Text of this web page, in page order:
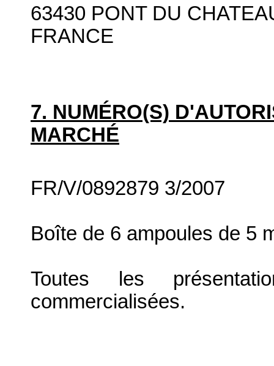
63430 PONT DU
FRANCE
7. NUMÉRO(S)
MARCHÉ
FR/V/0892879 3/2007
Boîte de 6 ampoules de 5
Toutes les
commercialisées.